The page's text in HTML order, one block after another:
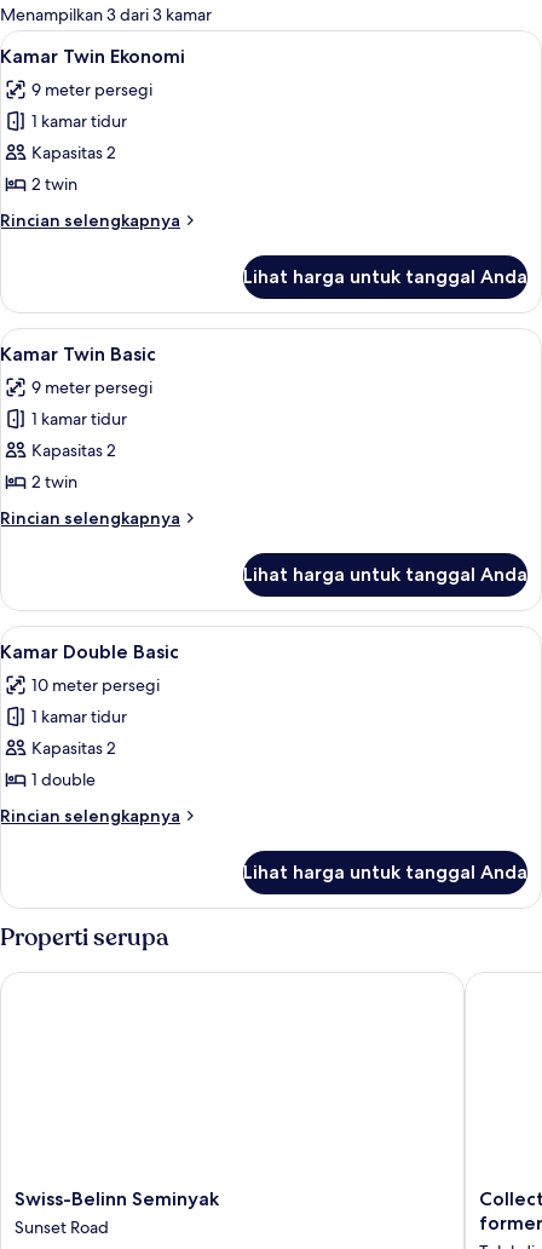
untuk
kamar
Menampilkan 3 dari 3 kamar
Lihat
semua
foto
untuk
Kamar
Twin
Ekonomi
4
Kamar Twin Ekonomi
9 meter persegi
1 kamar tidur
Kapasitas 2
2 twin
Rincian selengkapnya
Rincian
Kamar
Twin
Ekonomi
Lihat harga untuk tanggal Anda
Lihat
semua
foto
untuk
Kamar
Twin
Basic
4
Kamar Twin Basic
9 meter persegi
1 kamar tidur
Kapasitas 2
2 twin
Rincian selengkapnya
Rincian
Kamar
Twin
Basic
Lihat harga untuk tanggal Anda
Lihat
semua
foto
untuk
Kamar
Double
Basic
6
Kamar Double Basic
10 meter persegi
1 kamar tidur
Kapasitas 2
1 double
Rincian selengkapnya
Rincian
Kamar
Double
Basic
Lihat harga untuk tanggal Anda
Properti serupa
Swiss-
Belinn
Seminyak
Swiss-Belinn Seminyak
Sunset Road
Swiss-Belinn Seminyak
O